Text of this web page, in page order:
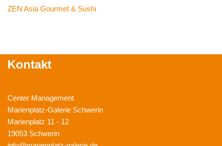
ZEN Asia Gourmet & Sushi
Kontakt
Center Management
Marienplatz-Galerie Schwerin
Marienplatz 11 - 12
19053 Schwerin